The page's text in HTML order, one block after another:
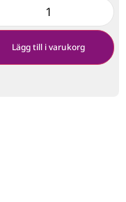
Lägg till i varukorg